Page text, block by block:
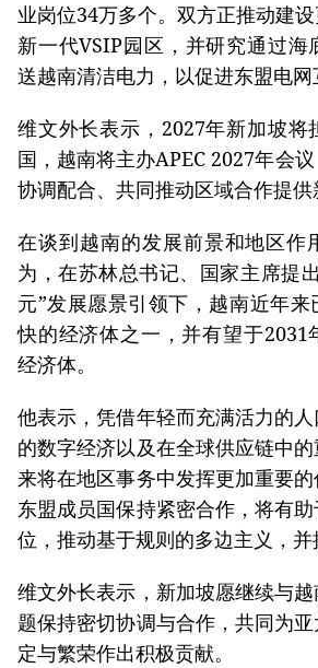
业岗位34万多个。双方正推动建
新一代VSIP园区，并研究通过海
送越南清洁电力，以促进东盟电网
维文外长表示，2027年新加坡将
国，越南将主办APEC 2027年会
协调配合、共同推动区域合作提供
在谈到越南的发展前景和地区作
为，在苏林总书记、国家主席提
元”发展愿景引领下，越南近年
快的经济体之一，并有望于2031
经济体。
他表示，凭借年轻而充满活力的
的数字经济以及在全球供应链中
来将在地区事务中发挥更加重要
东盟成员国保持紧密合作，将有
位，推动基于规则的多边主义，并
维文外长表示，新加坡愿继续与
题保持密切协调与合作，共同为
定与繁荣作出积极贡献。